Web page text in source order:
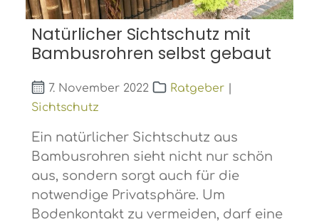
Natürlicher Sichtschutz mit
Bambusrohren selbst gebaut
7. November 2022 Ratgeber|
Sichtschutz
Ein natürlicher Sichtschutz aus
Bambusrohren sieht nicht nur schön
aus, sondern sorgt auch für die
notwendige Privatsphäre. Um
Bodenkontakt zu vermeiden, darf eine